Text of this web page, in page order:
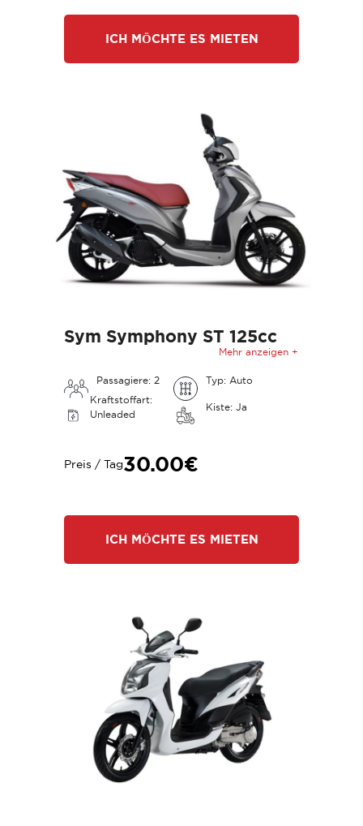
ICH MÖCHTE ES MIETEN
Sym Symphony ST 125cc
Passagiere: 2
Typ: Auto
Kraftstoffart:
Unleaded
Kiste: Ja
Mehr anzeigen +
Preis / Tag30.00€
ICH MÖCHTE ES MIETEN